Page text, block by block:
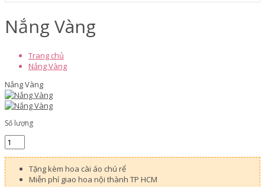
Nắng Vàng
Trang chủ
Nắng Vàng
Nắng Vàng
Số lượng
Tặng kèm hoa cài áo chú rể
Miễn phí giao hoa nội thành TP HCM